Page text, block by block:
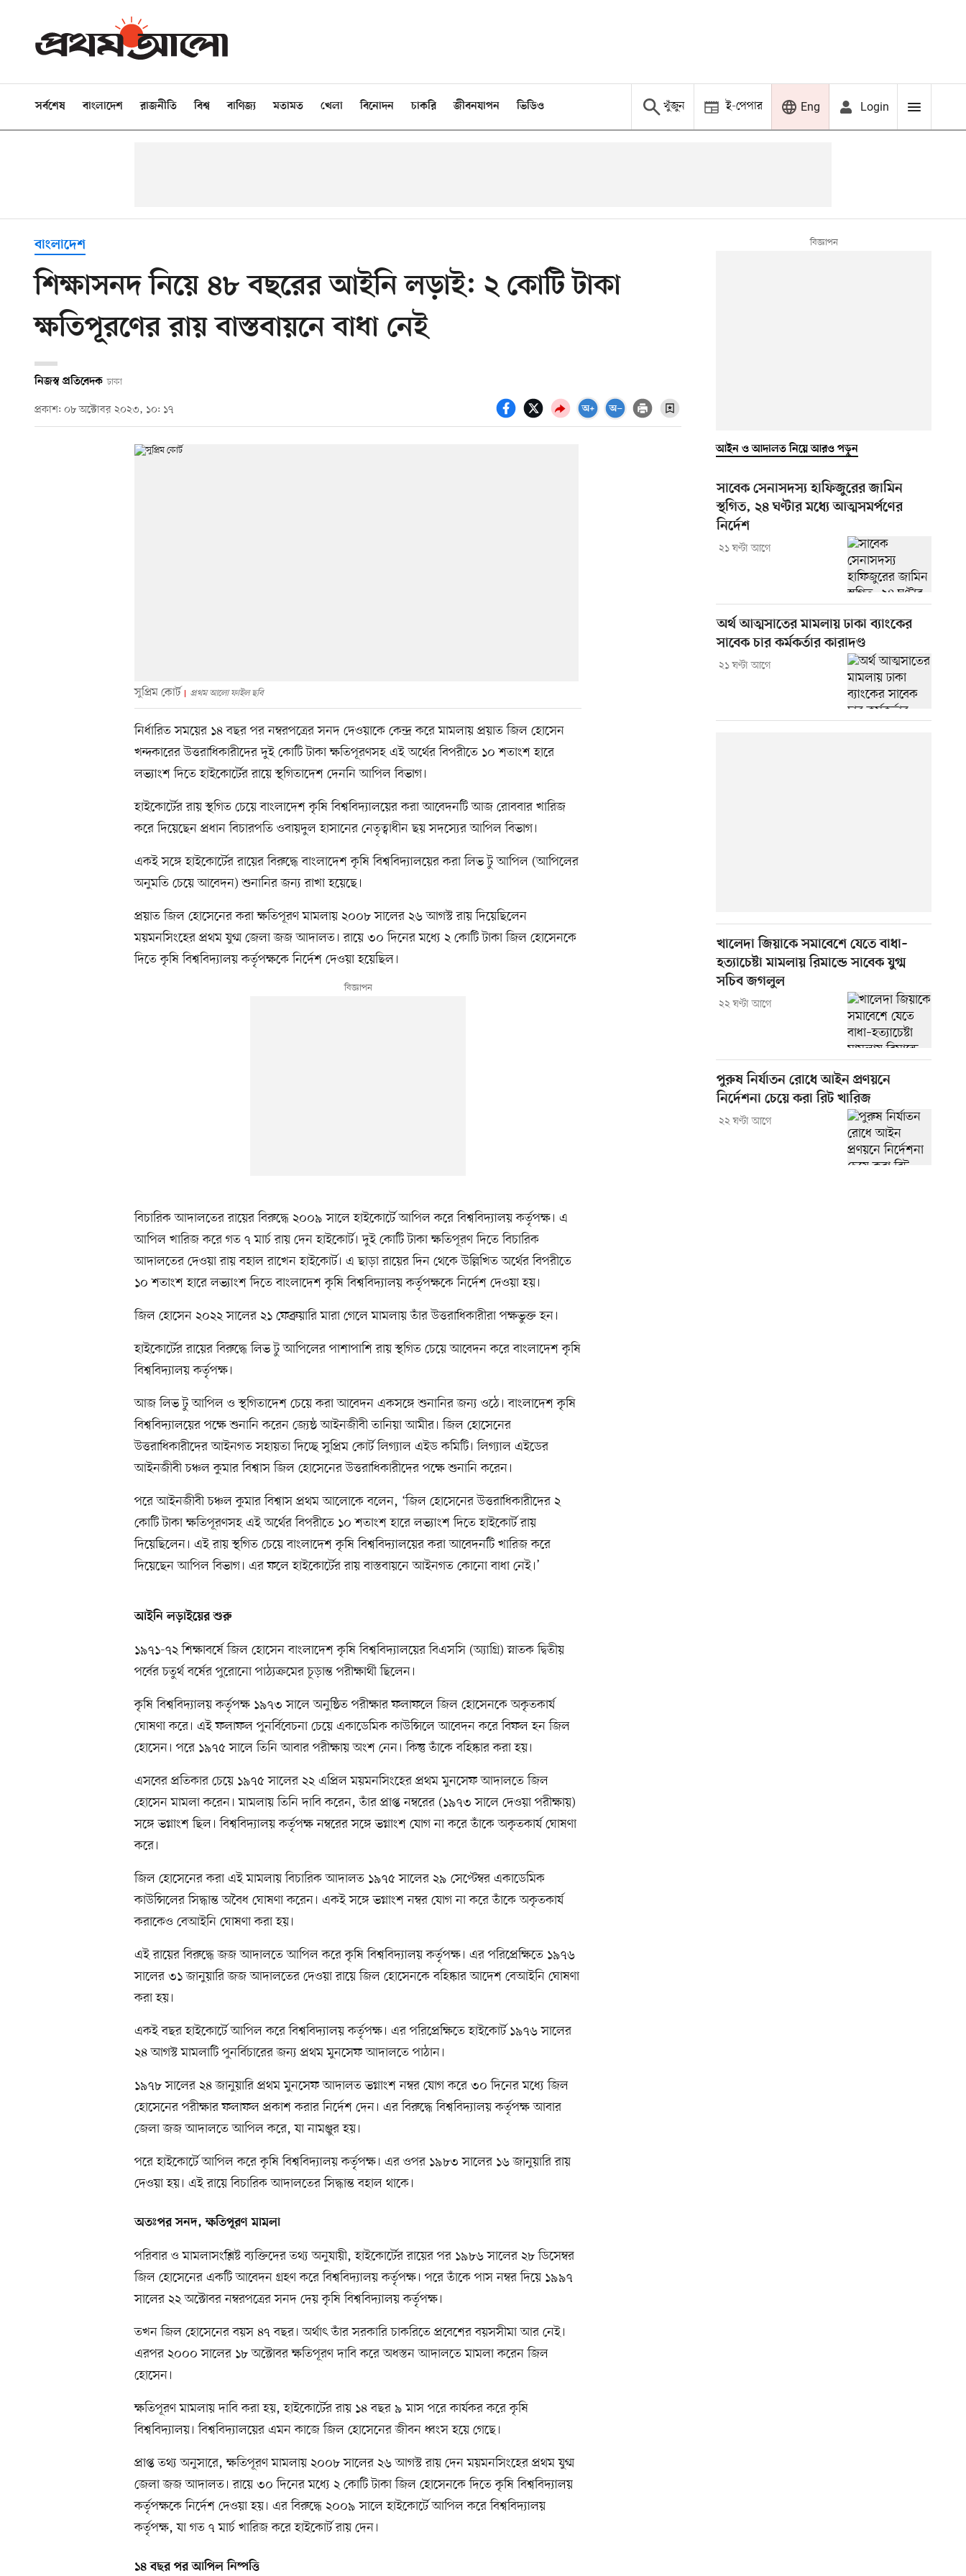
সর্বশেষ বাংলাদেশ রাজনীতি বিশ্ব বাণিজ্য মতামত খেলা বিনোদন চাকরি জীবনযাপন ভিডিও খুঁজুন ই-পেপার Eng Login
বাংলাদেশ
শিক্ষাসনদ নিয়ে ৪৮ বছরের আইনি লড়াই: ২ কোটি টাকা
ক্ষতিপূরণের রায় বাস্তবায়নে বাধা নেই
নিজস্ব প্রতিবেদক ঢাকা
প্রকাশ: ০৮ অক্টোবর ২০২৩, ১০: ১৭
সুপ্রিম কোর্ট প্রথম আলো ফাইল ছবি
নির্ধারিত সময়ের ১৪ বছর পর নম্বরপত্রের সনদ দেওয়াকে কেন্দ্র করে মামলায় প্রয়াত জিল হোসেন
খন্দকারের উত্তরাধিকারীদের দুই কোটি টাকা ক্ষতিপূরণসহ এই অর্থের বিপরীতে ১০ শতাংশ হারে
লভ্যাংশ দিতে হাইকোর্টের রায়ে স্থগিতাদেশ দেননি আপিল বিভাগ।
হাইকোর্টের রায় স্থগিত চেয়ে বাংলাদেশ কৃষি বিশ্ববিদ্যালয়ের করা আবেদনটি আজ রোববার খারিজ
করে দিয়েছেন প্রধান বিচারপতি ওবায়দুল হাসানের নেতৃত্বাধীন ছয় সদস্যের আপিল বিভাগ।
একই সঙ্গে হাইকোর্টের রায়ের বিরুদ্ধে বাংলাদেশ কৃষি বিশ্ববিদ্যালয়ের করা লিভ টু আপিল (আপিলের
অনুমতি চেয়ে আবেদন) শুনানির জন্য রাখা হয়েছে।
প্রয়াত জিল হোসেনের করা ক্ষতিপূরণ মামলায় ২০০৮ সালের ২৬ আগস্ট রায় দিয়েছিলেন
ময়মনসিংহের প্রথম যুগ্ম জেলা জজ আদালত। রায়ে ৩০ দিনের মধ্যে ২ কোটি টাকা জিল হোসেনকে
দিতে কৃষি বিশ্ববিদ্যালয় কর্তৃপক্ষকে নির্দেশ দেওয়া হয়েছিল।
বিচারিক আদালতের রায়ের বিরুদ্ধে ২০০৯ সালে হাইকোর্টে আপিল করে বিশ্ববিদ্যালয় কর্তৃপক্ষ। এ
আপিল খারিজ করে গত ৭ মার্চ রায় দেন হাইকোর্ট। দুই কোটি টাকা ক্ষতিপূরণ দিতে বিচারিক
আদালতের দেওয়া রায় বহাল রাখেন হাইকোর্ট। এ ছাড়া রায়ের দিন থেকে উল্লিখিত অর্থের বিপরীতে
১০ শতাংশ হারে লভ্যাংশ দিতে বাংলাদেশ কৃষি বিশ্ববিদ্যালয় কর্তৃপক্ষকে নির্দেশ দেওয়া হয়।
জিল হোসেন ২০২২ সালের ২১ ফেব্রুয়ারি মারা গেলে মামলায় তাঁর উত্তরাধিকারীরা পক্ষভুক্ত হন।
হাইকোর্টের রায়ের বিরুদ্ধে লিভ টু আপিলের পাশাপাশি রায় স্থগিত চেয়ে আবেদন করে বাংলাদেশ কৃষি
বিশ্ববিদ্যালয় কর্তৃপক্ষ।
আজ লিভ টু আপিল ও স্থগিতাদেশ চেয়ে করা আবেদন একসঙ্গে শুনানির জন্য ওঠে। বাংলাদেশ কৃষি
বিশ্ববিদ্যালয়ের পক্ষে শুনানি করেন জ্যেষ্ঠ আইনজীবী তানিয়া আমীর। জিল হোসেনের
উত্তরাধিকারীদের আইনগত সহায়তা দিচ্ছে সুপ্রিম কোর্ট লিগ্যাল এইড কমিটি। লিগ্যাল এইডের
আইনজীবী চঞ্চল কুমার বিশ্বাস জিল হোসেনের উত্তরাধিকারীদের পক্ষে শুনানি করেন।
পরে আইনজীবী চঞ্চল কুমার বিশ্বাস প্রথম আলোকে বলেন, ‘জিল হোসেনের উত্তরাধিকারীদের ২
কোটি টাকা ক্ষতিপূরণসহ এই অর্থের বিপরীতে ১০ শতাংশ হারে লভ্যাংশ দিতে হাইকোর্ট রায়
দিয়েছিলেন। এই রায় স্থগিত চেয়ে বাংলাদেশ কৃষি বিশ্ববিদ্যালয়ের করা আবেদনটি খারিজ করে
দিয়েছেন আপিল বিভাগ। এর ফলে হাইকোর্টের রায় বাস্তবায়নে আইনগত কোনো বাধা নেই।’
আইনি লড়াইয়ের শুরু
১৯৭১-৭২ শিক্ষাবর্ষে জিল হোসেন বাংলাদেশ কৃষি বিশ্ববিদ্যালয়ের বিএসসি (অ্যাগ্রি) স্নাতক দ্বিতীয়
পর্বের চতুর্থ বর্ষের পুরোনো পাঠ্যক্রমের চূড়ান্ত পরীক্ষার্থী ছিলেন।
কৃষি বিশ্ববিদ্যালয় কর্তৃপক্ষ ১৯৭৩ সালে অনুষ্ঠিত পরীক্ষার ফলাফলে জিল হোসেনকে অকৃতকার্য
ঘোষণা করে। এই ফলাফল পুনর্বিবেচনা চেয়ে একাডেমিক কাউন্সিলে আবেদন করে বিফল হন জিল
হোসেন। পরে ১৯৭৫ সালে তিনি আবার পরীক্ষায় অংশ নেন। কিন্তু তাঁকে বহিষ্কার করা হয়।
এসবের প্রতিকার চেয়ে ১৯৭৫ সালের ২২ এপ্রিল ময়মনসিংহের প্রথম মুনসেফ আদালতে জিল
হোসেন মামলা করেন। মামলায় তিনি দাবি করেন, তাঁর প্রাপ্ত নম্বরের (১৯৭৩ সালে দেওয়া পরীক্ষায়)
সঙ্গে ভগ্নাংশ ছিল। বিশ্ববিদ্যালয় কর্তৃপক্ষ নম্বরের সঙ্গে ভগ্নাংশ যোগ না করে তাঁকে অকৃতকার্য ঘোষণা
করে।
জিল হোসেনের করা এই মামলায় বিচারিক আদালত ১৯৭৫ সালের ২৯ সেপ্টেম্বর একাডেমিক
কাউন্সিলের সিদ্ধান্ত অবৈধ ঘোষণা করেন। একই সঙ্গে ভগ্নাংশ নম্বর যোগ না করে তাঁকে অকৃতকার্য
করাকেও বেআইনি ঘোষণা করা হয়।
এই রায়ের বিরুদ্ধে জজ আদালতে আপিল করে কৃষি বিশ্ববিদ্যালয় কর্তৃপক্ষ। এর পরিপ্রেক্ষিতে ১৯৭৬
সালের ৩১ জানুয়ারি জজ আদালতের দেওয়া রায়ে জিল হোসেনকে বহিষ্কার আদেশ বেআইনি ঘোষণা
করা হয়।
একই বছর হাইকোর্টে আপিল করে বিশ্ববিদ্যালয় কর্তৃপক্ষ। এর পরিপ্রেক্ষিতে হাইকোর্ট ১৯৭৬ সালের
২৪ আগস্ট মামলাটি পুনর্বিচারের জন্য প্রথম মুনসেফ আদালতে পাঠান।
১৯৭৮ সালের ২৪ জানুয়ারি প্রথম মুনসেফ আদালত ভগ্নাংশ নম্বর যোগ করে ৩০ দিনের মধ্যে জিল
হোসেনের পরীক্ষার ফলাফল প্রকাশ করার নির্দেশ দেন। এর বিরুদ্ধে বিশ্ববিদ্যালয় কর্তৃপক্ষ আবার
জেলা জজ আদালতে আপিল করে, যা নামঞ্জুর হয়।
পরে হাইকোর্টে আপিল করে কৃষি বিশ্ববিদ্যালয় কর্তৃপক্ষ। এর ওপর ১৯৮৩ সালের ১৬ জানুয়ারি রায়
দেওয়া হয়। এই রায়ে বিচারিক আদালতের সিদ্ধান্ত বহাল থাকে।
অতঃপর সনদ, ক্ষতিপূরণ মামলা
পরিবার ও মামলাসংশ্লিষ্ট ব্যক্তিদের তথ্য অনুযায়ী, হাইকোর্টের রায়ের পর ১৯৮৬ সালের ২৮ ডিসেম্বর
জিল হোসেনের একটি আবেদন গ্রহণ করে বিশ্ববিদ্যালয় কর্তৃপক্ষ। পরে তাঁকে পাস নম্বর দিয়ে ১৯৯৭
সালের ২২ অক্টোবর নম্বরপত্রের সনদ দেয় কৃষি বিশ্ববিদ্যালয় কর্তৃপক্ষ।
তখন জিল হোসেনের বয়স ৪৭ বছর। অর্থাৎ তাঁর সরকারি চাকরিতে প্রবেশের বয়সসীমা আর নেই।
এরপর ২০০০ সালের ১৮ অক্টোবর ক্ষতিপূরণ দাবি করে অধস্তন আদালতে মামলা করেন জিল
হোসেন।
ক্ষতিপূরণ মামলায় দাবি করা হয়, হাইকোর্টের রায় ১৪ বছর ৯ মাস পরে কার্যকর করে কৃষি
বিশ্ববিদ্যালয়। বিশ্ববিদ্যালয়ের এমন কাজে জিল হোসেনের জীবন ধ্বংস হয়ে গেছে।
প্রাপ্ত তথ্য অনুসারে, ক্ষতিপূরণ মামলায় ২০০৮ সালের ২৬ আগস্ট রায় দেন ময়মনসিংহের প্রথম যুগ্ম
জেলা জজ আদালত। রায়ে ৩০ দিনের মধ্যে ২ কোটি টাকা জিল হোসেনকে দিতে কৃষি বিশ্ববিদ্যালয়
কর্তৃপক্ষকে নির্দেশ দেওয়া হয়। এর বিরুদ্ধে ২০০৯ সালে হাইকোর্টে আপিল করে বিশ্ববিদ্যালয়
কর্তৃপক্ষ, যা গত ৭ মার্চ খারিজ করে হাইকোর্ট রায় দেন।
১৪ বছর পর আপিল নিষ্পত্তি
আইন ও আদালত নিয়ে আরও পড়ুন
সাবেক সেনাসদস্য হাফিজুরের জামিন
স্থগিত, ২৪ ঘণ্টার মধ্যে আত্মসমর্পণের
নির্দেশ
২১ ঘণ্টা আগে
অর্থ আত্মসাতের মামলায় ঢাকা ব্যাংকের
সাবেক চার কর্মকর্তার কারাদণ্ড
২১ ঘণ্টা আগে
খালেদা জিয়াকে সমাবেশে যেতে বাধা–
হত্যাচেষ্টা মামলায় রিমান্ডে সাবেক যুগ্ম
সচিব জগলুল
২২ ঘণ্টা আগে
পুরুষ নির্যাতন রোধে আইন প্রণয়নে
নির্দেশনা চেয়ে করা রিট খারিজ
২২ ঘণ্টা আগে